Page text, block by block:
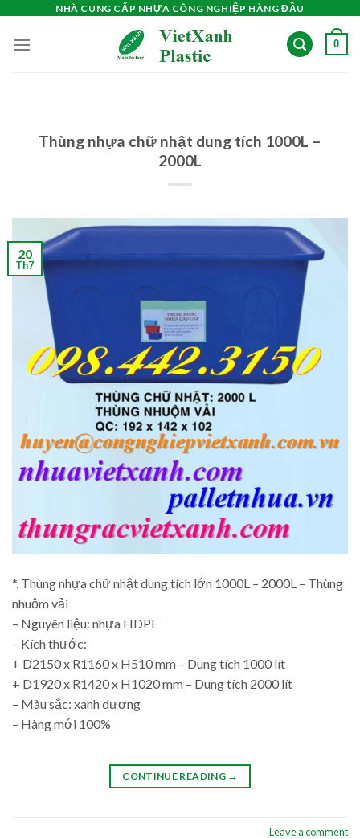
content
NHÀ CUNG CẤP NHỰA CÔNG NGHIỆP HÀNG ĐẦU
0
Thùng nhựa chữ nhật dung tích 1000L –
2000L
20
Th7
*. Thùng nhựa chữ nhật dung tích lớn 1000L – 2000L – Thùng
nhuộm vải
– Nguyên liệu: nhựa HDPE
– Kích thước:
+ D2150 x R1160 x H510 mm – Dung tích 1000 lít
+ D1920 x R1420 x H1020 mm – Dung tích 2000 lít
– Màu sắc: xanh dương
– Hàng mới 100%
CONTINUE READING →
Leave a comment